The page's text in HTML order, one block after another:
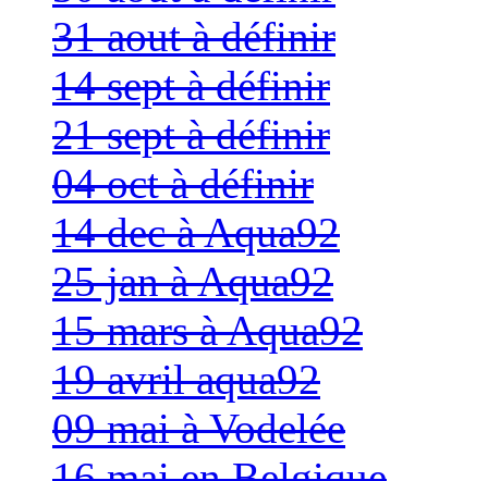
31 aout à définir
14 sept à définir
21 sept à définir
04 oct à définir
14 dec à Aqua92
25 jan à Aqua92
15 mars à Aqua92
19 avril aqua92
09 mai à Vodelée